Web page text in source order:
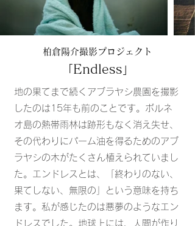
柏倉陽介撮影プロジェクト
「Endless」
地の果てまで続くアブラヤシ農園を撮影
したのは15年も前のことです。ボルネ
オ島の熱帯雨林は跡形もなく消え失せ、
その代わりにパーム油を得るためのアブ
ラヤシの木がたくさん植えられていまし
た。エンドレスとは、「終わりのない、
果てしない、無限の」という意味を持ち
ます。私が感じたのは悪夢のようなエン
ドレスでした。地球上には、人間が作り